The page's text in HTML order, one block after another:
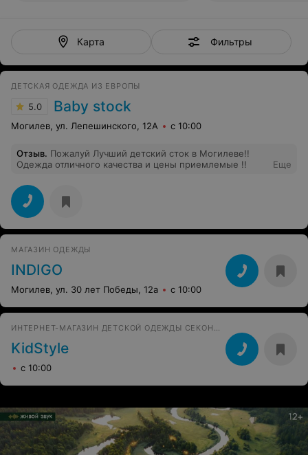
Карта Фильтры
ДЕТСКАЯ ОДЕЖДА ИЗ ЕВРОПЫ
5.0 Baby stock
Могилев, ул. Лепешинского, 12А с 10:00
Отзыв. Пожалуй Лучший детский сток в Могилеве!!
Одежда отличного качества и цены приемлемые !!
Еще
МАГАЗИН ОДЕЖДЫ
INDIGO
Могилев, ул. 30 лет Победы, 12а с 10:00
ИНТЕРНЕТ-МАГАЗИН ДЕТСКОЙ ОДЕЖДЫ СЕКОНД-ХЕНД
KidStyle
с 10:00